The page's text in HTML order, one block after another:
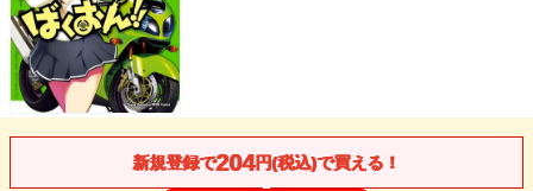
新規登録で204円(税込)で買える！